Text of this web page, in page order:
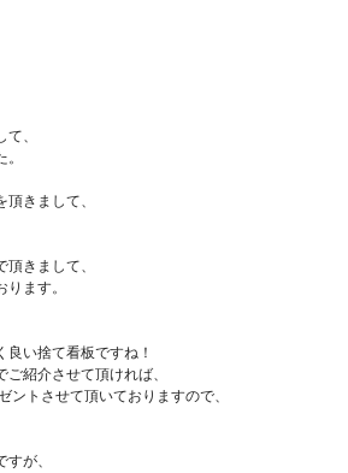
、
きまして、
きまして、
ます。
い捨て看板ですね！
紹介させて頂ければ、
ントさせて頂いておりますので、
が、